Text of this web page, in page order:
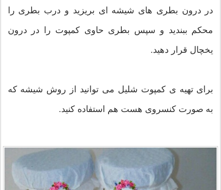
در درون بطری های شیشه ای بریزید و درب بطری را
محکم ببندید و سپس بطری حاوی کمپوت را در درون
یخچال قرار دهید.
برای تهیه ی کمپوت شلیل می توانید از روش شیشه که
به صورت کنسروی هست هم استفاده کنید.